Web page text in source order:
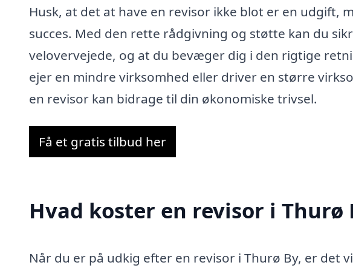
Husk, at det at have en revisor ikke blot er en udgift,
succes. Med den rette rådgivning og støtte kan du
velovervejede, og at du bevæger dig i den rigtige
ejer en mindre virksomhed eller driver en større
en revisor kan bidrage til din økonomiske trivsel.
Få et gratis tilbud her
Hvad koster en revisor i Thurø
Når du er på udkig efter en revisor i Thurø By, er det